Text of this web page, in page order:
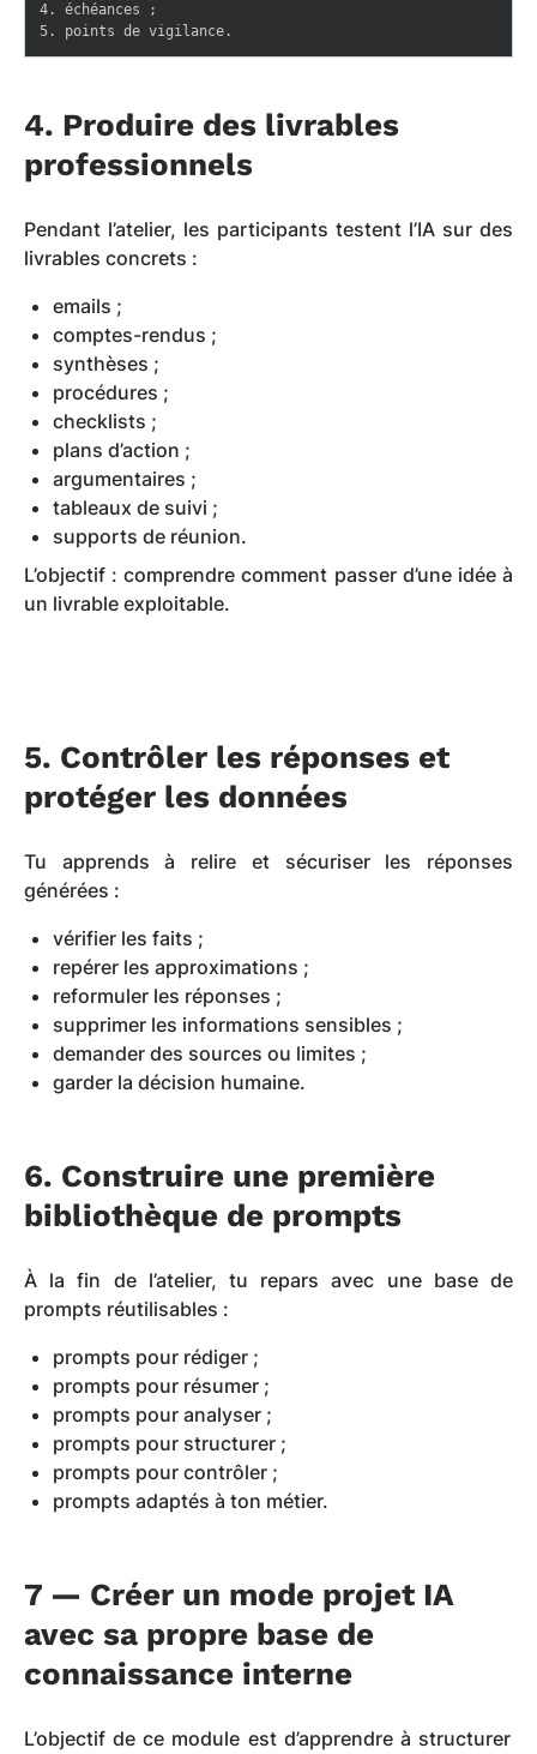
4. échéances ;
5. points de vigilance.
4. Produire des livrables
professionnels
Pendant l’atelier, les participants testent l’IA sur des
livrables concrets :
emails ;
comptes-rendus ;
synthèses ;
procédures ;
checklists ;
plans d’action ;
argumentaires ;
tableaux de suivi ;
supports de réunion.
L’objectif : comprendre comment passer d’une idée à
un livrable exploitable.
5. Contrôler les réponses et
protéger les données
Tu apprends à relire et sécuriser les réponses
générées :
vérifier les faits ;
repérer les approximations ;
reformuler les réponses ;
supprimer les informations sensibles ;
demander des sources ou limites ;
garder la décision humaine.
6. Construire une première
bibliothèque de prompts
À la fin de l’atelier, tu repars avec une base de
prompts réutilisables :
prompts pour rédiger ;
prompts pour résumer ;
prompts pour analyser ;
prompts pour structurer ;
prompts pour contrôler ;
prompts adaptés à ton métier.
7 — Créer un mode projet IA
avec sa propre base de
connaissance interne
L’objectif de ce module est d’apprendre à structurer